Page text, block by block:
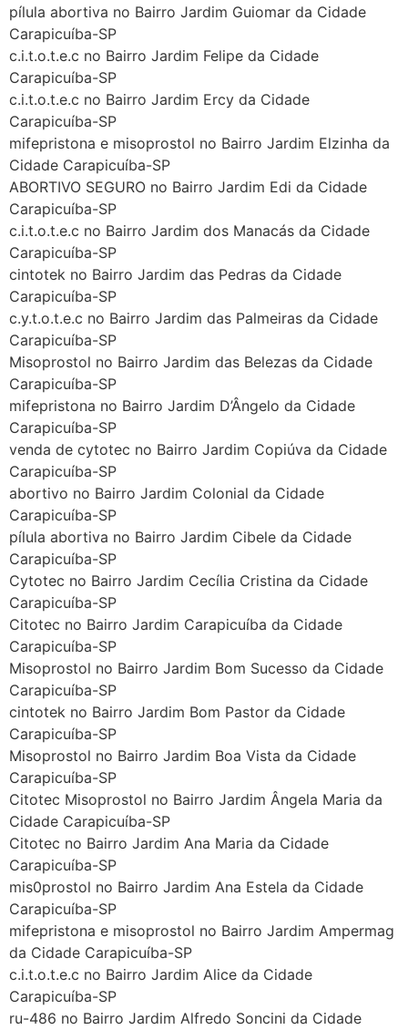
pílula abortiva no Bairro Jardim Guiomar da Cidade
Carapicuíba-SP
c.i.t.o.t.e.c no Bairro Jardim Felipe da Cidade
Carapicuíba-SP
c.i.t.o.t.e.c no Bairro Jardim Ercy da Cidade
Carapicuíba-SP
mifepristona e misoprostol no Bairro Jardim Elzinha da
Cidade Carapicuíba-SP
ABORTIVO SEGURO no Bairro Jardim Edi da Cidade
Carapicuíba-SP
c.i.t.o.t.e.c no Bairro Jardim dos Manacás da Cidade
Carapicuíba-SP
cintotek no Bairro Jardim das Pedras da Cidade
Carapicuíba-SP
c.y.t.o.t.e.c no Bairro Jardim das Palmeiras da Cidade
Carapicuíba-SP
Misoprostol no Bairro Jardim das Belezas da Cidade
Carapicuíba-SP
mifepristona no Bairro Jardim D’Ângelo da Cidade
Carapicuíba-SP
venda de cytotec no Bairro Jardim Copiúva da Cidade
Carapicuíba-SP
abortivo no Bairro Jardim Colonial da Cidade
Carapicuíba-SP
pílula abortiva no Bairro Jardim Cibele da Cidade
Carapicuíba-SP
Cytotec no Bairro Jardim Cecília Cristina da Cidade
Carapicuíba-SP
Citotec no Bairro Jardim Carapicuíba da Cidade
Carapicuíba-SP
Misoprostol no Bairro Jardim Bom Sucesso da Cidade
Carapicuíba-SP
cintotek no Bairro Jardim Bom Pastor da Cidade
Carapicuíba-SP
Misoprostol no Bairro Jardim Boa Vista da Cidade
Carapicuíba-SP
Citotec Misoprostol no Bairro Jardim Ângela Maria da
Cidade Carapicuíba-SP
Citotec no Bairro Jardim Ana Maria da Cidade
Carapicuíba-SP
mis0prostol no Bairro Jardim Ana Estela da Cidade
Carapicuíba-SP
mifepristona e misoprostol no Bairro Jardim Ampermag
da Cidade Carapicuíba-SP
c.i.t.o.t.e.c no Bairro Jardim Alice da Cidade
Carapicuíba-SP
ru-486 no Bairro Jardim Alfredo Soncini da Cidade